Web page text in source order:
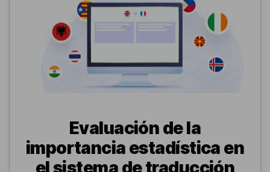
Evaluación de la
importancia estadística en